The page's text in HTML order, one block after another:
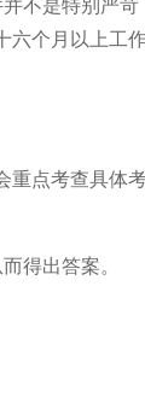
不是特别严苛
六个月以上工
重点考查具体
得出答案。